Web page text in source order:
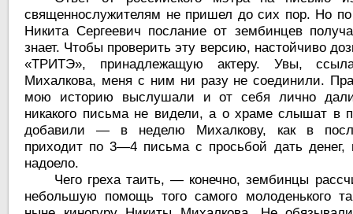
священнослужителям не пришел до сих пор. Но
Никита Сергеевич послание от зембинцев
знает. Чтобы проверить эту версию, настойчиво
«ТРИТЭ», принадлежащую актеру. Увы,
Михалкова, меня с ним ни разу не соединили.
мою историю выслушали и от себя лично
никакого письма не видели, а о храме слышат в
добавили — в неделю Михалкову, как в
приходит по 3—4 письма с просьбой дать денег,
надоело.
Чего греха таить, — конечно, зембинцы
небольшую помощь того самого молоденького